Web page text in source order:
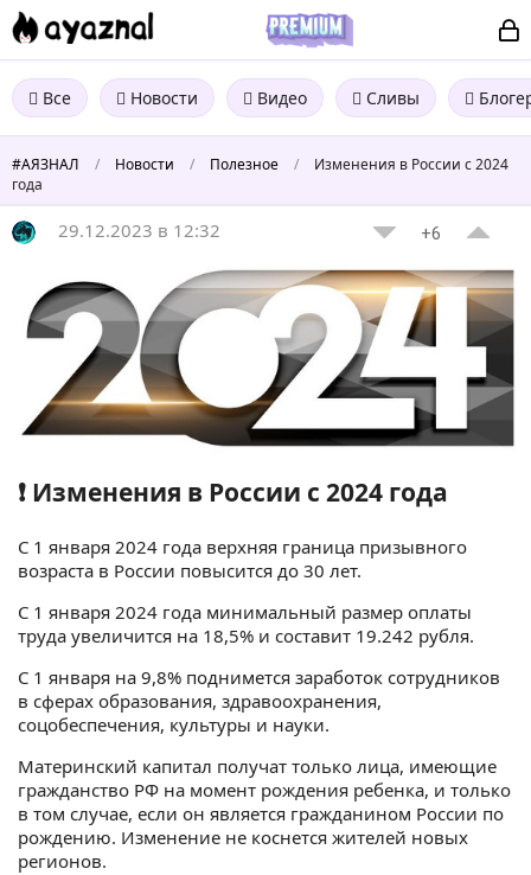
Все Новости Видео Сливы
#АЯЗНАЛ / Новости / Полезное /
Изменения в России с 2024
года
29.12.2023 в 12:32 +6
❗️ Изменения в России с 2024 года
С 1 января 2024 года верхняя граница призывного
возраста в России повысится до 30 лет.
C 1 января 2024 года минимальный размер оплаты
труда увеличится на 18,5% и составит 19.242 рубля.
С 1 января на 9,8% поднимется заработок сотрудников
в сферах образования, здравоохранения,
соцобеспечения, культуры и науки.
Материнский капитал получат только лица, имеющие
гражданство РФ на момент рождения ребенка, и только
в том случае, если он является гражданином России по
рождению. Изменение не коснется жителей новых
регионов.